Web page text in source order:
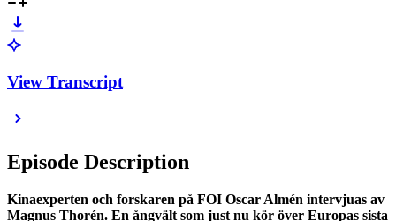
View Transcript
Episode Description
Kinaexperten och forskaren på FOI Oscar Almén intervjuas av
Magnus Thorén. En ångvält som just nu kör över Europas sista